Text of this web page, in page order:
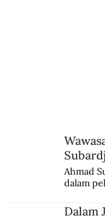
Ahmad
dalam
Jules
Dalam